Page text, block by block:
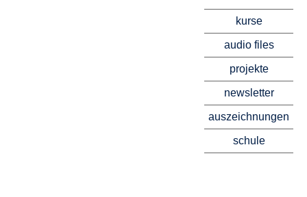
kurse
audio files
projekte
newsletter
auszeichnungen
schule